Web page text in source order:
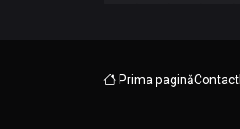
Prima paginăContact